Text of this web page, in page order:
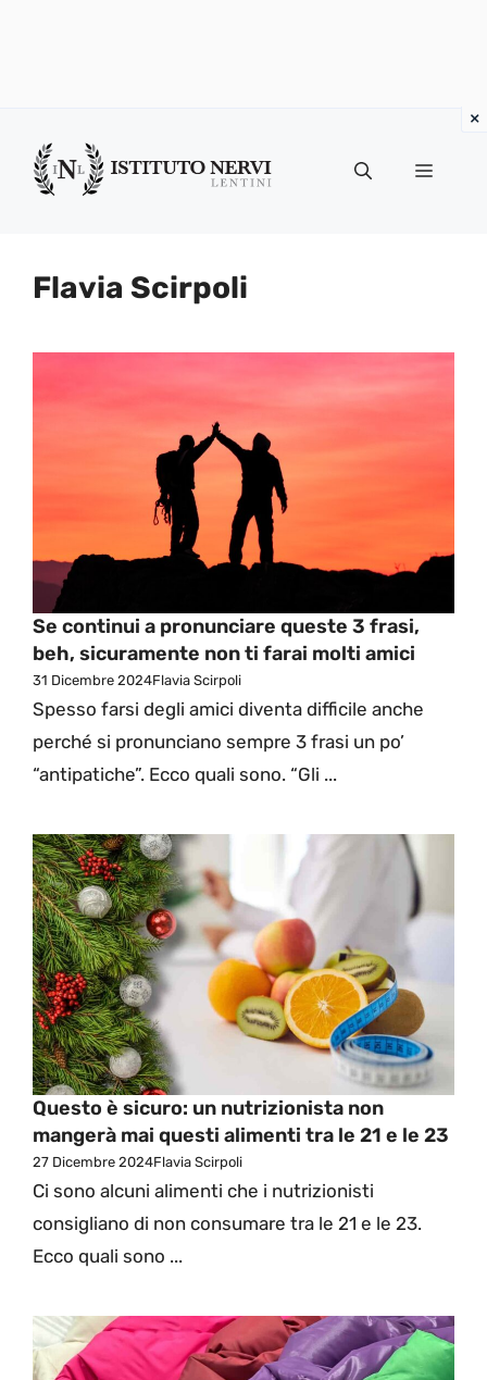
contenuto
Menu
Flavia Scirpoli
Se continui a pronunciare queste 3 frasi,
beh, sicuramente non ti farai molti amici
31 Dicembre 2024Flavia Scirpoli
Spesso farsi degli amici diventa difficile anche
perché si pronunciano sempre 3 frasi un po’
“antipatiche”. Ecco quali sono. “Gli ...
Questo è sicuro: un nutrizionista non
mangerà mai questi alimenti tra le 21 e le 23
27 Dicembre 2024Flavia Scirpoli
Ci sono alcuni alimenti che i nutrizionisti
consigliano di non consumare tra le 21 e le 23.
Ecco quali sono ...